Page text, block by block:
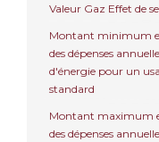
Valeur Gaz Effet de
Montant minimum
des dépenses
d'énergie pour un
standard
Montant maximum
des dépenses